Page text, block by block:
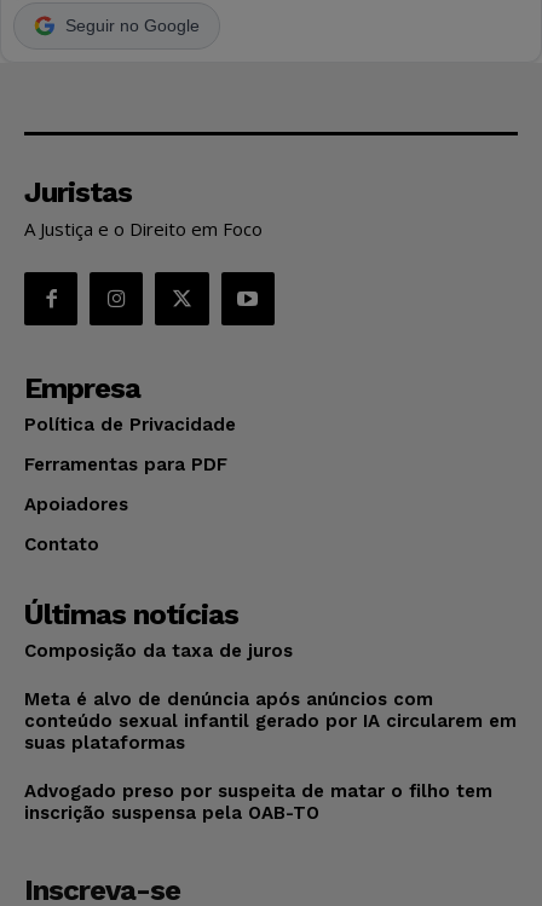
Seguir no Google
Juristas
A Justiça e o Direito em Foco
Empresa
Política de Privacidade
Ferramentas para PDF
Apoiadores
Contato
Últimas notícias
Composição da taxa de juros
Meta é alvo de denúncia após anúncios com
conteúdo sexual infantil gerado por IA circularem em
suas plataformas
Advogado preso por suspeita de matar o filho tem
inscrição suspensa pela OAB-TO
Inscreva-se